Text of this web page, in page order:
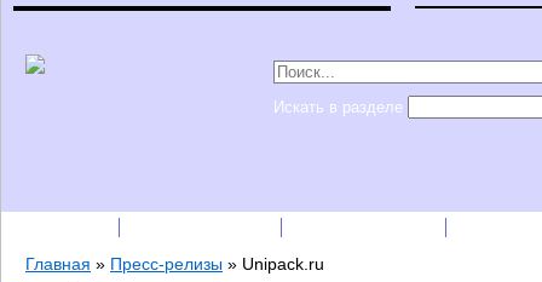
Искать в разделе
Главная » Пресс-релизы » Unipack.ru